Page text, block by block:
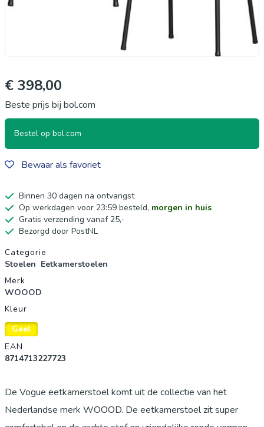
€ 398,00
Beste prijs bij bol.com
Bestel op bol.com
Bewaar als favoriet
Binnen 30 dagen na ontvangst
Op werkdagen voor 23:59 besteld, morgen in huis
Gratis verzending vanaf 25,-
Bezorgd door PostNL
Productgegevens
Categorie
Stoelen Eetkamerstoelen
Merk
WOOOD
Kleur
Geel
EAN
8714713227723
De Vogue eetkamerstoel komt uit de collectie van het
Nederlandse merk WOOOD. De eetkamerstoel zit super